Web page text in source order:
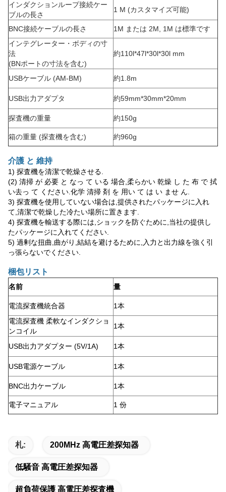
インダクションループ接続ケー
ブルの長さ
1 M (カスタマイズ可能)
BNC接続ケーブルの長さ
1M または 2M, 1M は標準です
インテグレーター・ボディの寸
法
(BNポートの寸法を含む)
約110l*47l*30l*30l mm
USBケーブル (AM-BM) 約1.8m
USB出力アダプタ 約59mm*30mm*20mm
探査機の重量 約150g
箱の重量 (探査機を含む) 約960g
介護 と 維持
1) 探査機を清潔で乾燥させる.
(2) 清掃 が 必要 と なっ て いる 場合,柔らかい 乾燥 し た 布 で 拭
い去っ て ください.化学 清掃 剤 を 用い て は い ませ ん.
3) 探査機を使用していない場合は,提供されたパッケージに入れ
て,清潔で乾燥した冷たい場所に置きます.
4) 探査機を輸送する際には,ショックを防ぐために,当社の提供し
たパッケージに入れてください.
5) 過剰な扭曲,曲がり,結結を避けるために,入力と出力線を強く引
っ張らないでください.
梱包リスト
名前 量
電流探査機統合器
1本
電流探査機 柔軟なインダクショ
ンコイル
1本
USB出力アダプター (5V/1A) 1本
USB電源ケーブル 1本
BNC出力ケーブル 1本
電子マニュアル 1 份
札: 200MHz 高電圧差探知器
低騒音 高電圧差探知器
超負荷保護 高電圧差探査機